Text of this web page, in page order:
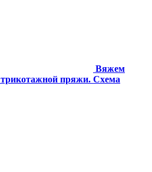
Вяжем
пряжи. Схема